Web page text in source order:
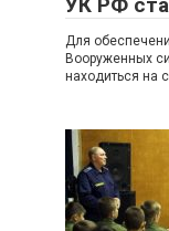
УК РФ
Для
Вооруженных
находиться на